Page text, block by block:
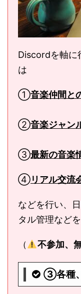
Discordを軸に
は
①音楽仲間と
②音楽ジャン
③最新の音楽
④リアル交流
などを行い、
タル管理など
（ 不参加、
③各種